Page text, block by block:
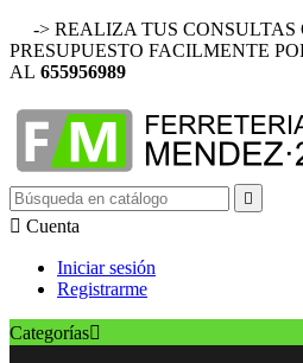
-> REALIZA TUS CONSULTAS
PRESUPUESTO FACILMENTE
AL 655956989

 Cuenta
Iniciar sesión
Registrarme
Categorías